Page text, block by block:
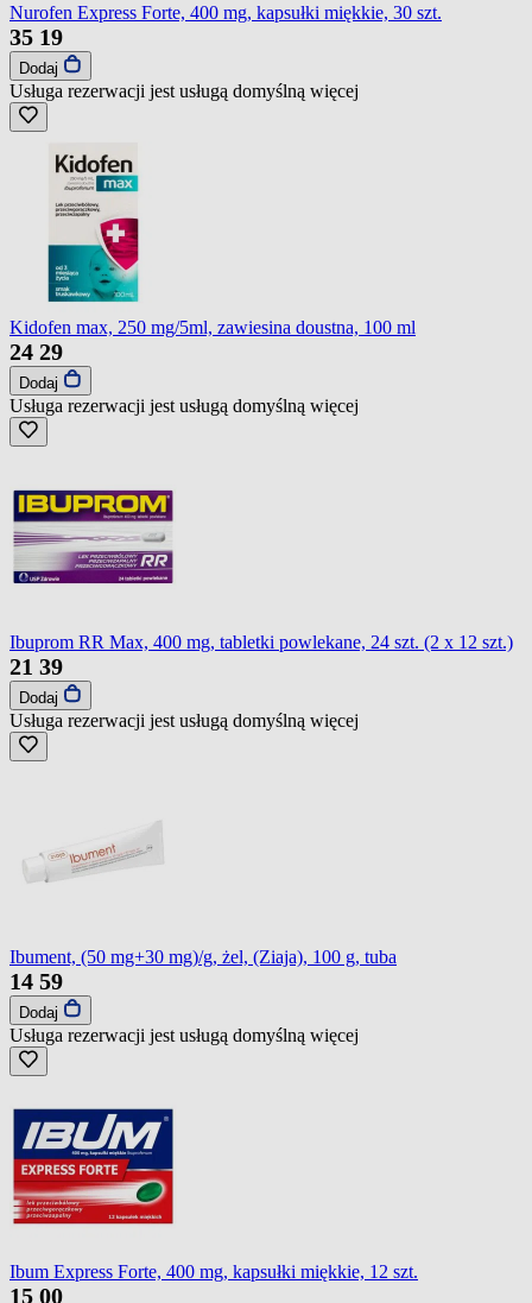
Nurofen Express Forte, 400 mg, kapsułki miękkie, 30 szt.
35 19
Dodaj
Usługa rezerwacji jest usługą domyślną więcej
Kidofen max, 250 mg/5ml, zawiesina doustna, 100 ml
24 29
Dodaj
Usługa rezerwacji jest usługą domyślną więcej
Ibuprom RR Max, 400 mg, tabletki powlekane, 24 szt. (2 x 12 szt.)
21 39
Dodaj
Usługa rezerwacji jest usługą domyślną więcej
Ibument, (50 mg+30 mg)/g, żel, (Ziaja), 100 g, tuba
14 59
Dodaj
Usługa rezerwacji jest usługą domyślną więcej
Ibum Express Forte, 400 mg, kapsułki miękkie, 12 szt.
15 00